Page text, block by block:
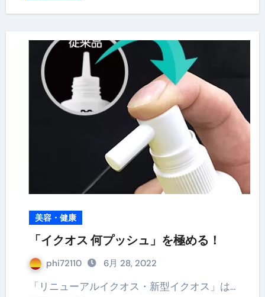
美容・健康
「イクオス 何プッシュ」を極める！
phi72110 6月 28, 2022
「リニューアルイクオス・新型イクオス」は…